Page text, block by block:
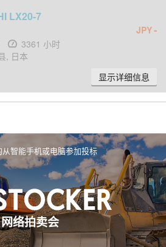
LX20-7
JPY-
份 小时
3361 小时
, 日本
显示详细信息
智能手机或电脑参加投标
网络拍卖会